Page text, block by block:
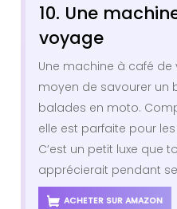
10. Une
voyage
Une machine à café
moyen de savourer un
balades en moto.
elle est parfaite pour
C’est un petit luxe que
apprécierait pendant
ACHETER SUR AMAZON